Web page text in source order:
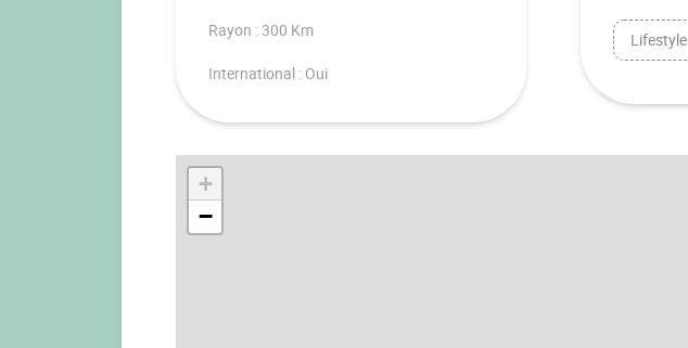
Rayon : 300 Km
International : Oui
Lifestyle
+
−